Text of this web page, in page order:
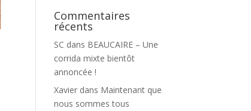
Commentaires
récents
SC dans BEAUCAIRE – Une
corrida mixte bientôt
annoncée !
Xavier dans Maintenant que
nous sommes tous